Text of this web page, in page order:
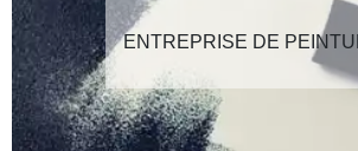
ENTREPRISE DE